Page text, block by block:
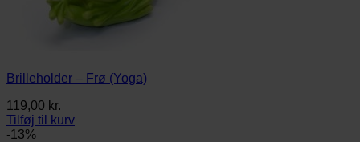
Brilleholder – Frø (Yoga)
119,00 kr.
Tilføj til kurv
-13%